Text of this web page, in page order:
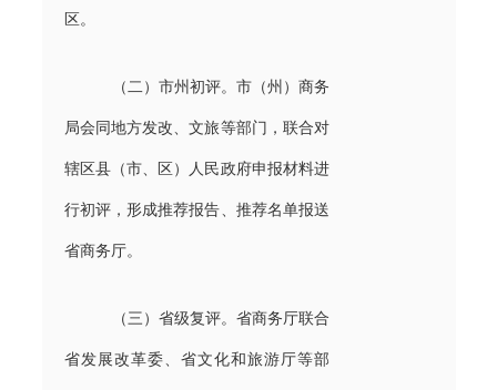
区。
（二）市州初评。市（州）商务
局会同地方发改、文旅等部门，联合对
辖区县（市、区）人民政府申报材料进
行初评，形成推荐报告、推荐名单报送
省商务厅。
（三）省级复评。省商务厅联合
省发展改革委、省文化和旅游厅等部